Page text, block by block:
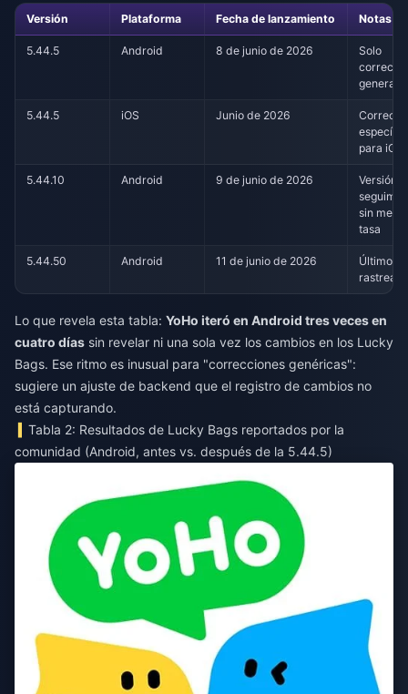
Versión Plataforma Fecha de lanzamiento Notas
5.44.5 Android 8 de junio de 2026
Solo
5.44.5 iOS Junio de 2026
para iOS
5.44.10 Android 9 de junio de 2026
Versión
sin
tasa
5.44.50 Android 11 de junio de 2026
Último
Lo que revela esta tabla: YoHo iteró en Android tres veces en
cuatro días sin revelar ni una sola vez los cambios en los Lucky
Bags. Ese ritmo es inusual para "correcciones genéricas":
sugiere un ajuste de backend que el registro de cambios no
está capturando.
Tabla 2: Resultados de Lucky Bags reportados por la
comunidad (Android, antes vs. después de la 5.44.5)